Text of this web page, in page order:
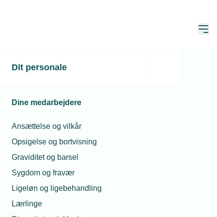
Dit personale
Dine medarbejdere
Ansættelse og vilkår
Opsigelse og bortvisning
Graviditet og barsel
Sygdom og fravær
Ligeløn og ligebehandling
Lærlinge
Søg
Sortér
Viser 1 - 10 of af 25 resultater